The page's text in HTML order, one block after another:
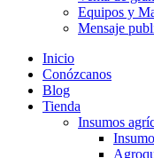
Equipos y
Mensaje
Inicio
Conózcanos
Blog
Tienda
Insumos